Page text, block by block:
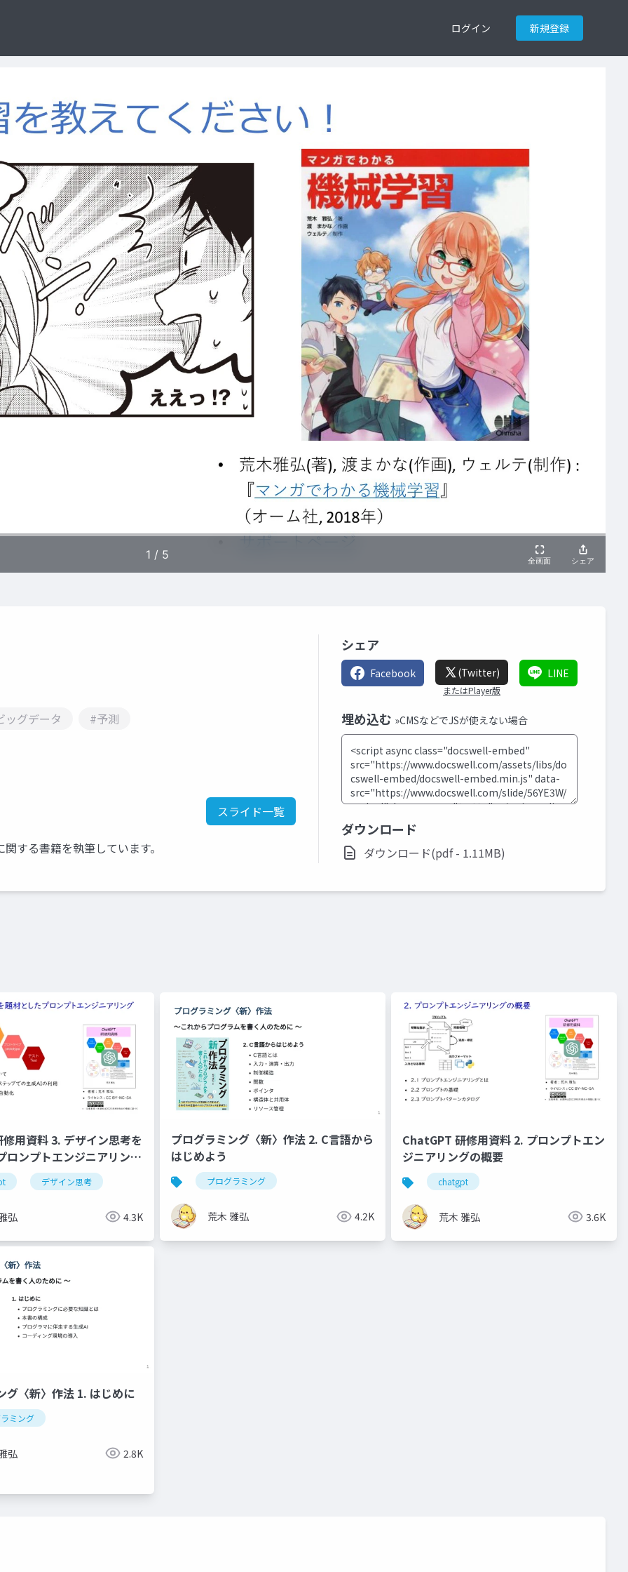
ログイン 新規登録
ッグデータ #予測
スライド一覧
する書籍を執筆しています。
シェア
Facebook (Twitter)
またはPlayer版
LINE
埋め込む »CMSなどでJSが使えない場合
ダウンロード
ダウンロード(pdf - 1.11MB)
用資料 3. デザイン思考を
ロンプトエンジニアリング
デザイン思考
弘 4.3K
プログラミング〈新〉作法 2. C言語から
はじめよう
プログラミング
荒木 雅弘 4.2K
ChatGPT 研修用資料 2. プロンプトエン
ジニアリングの概要
chatgpt
荒木 雅弘 3.6K
グ〈新〉作法 1. はじめに
ミング
弘 2.8K